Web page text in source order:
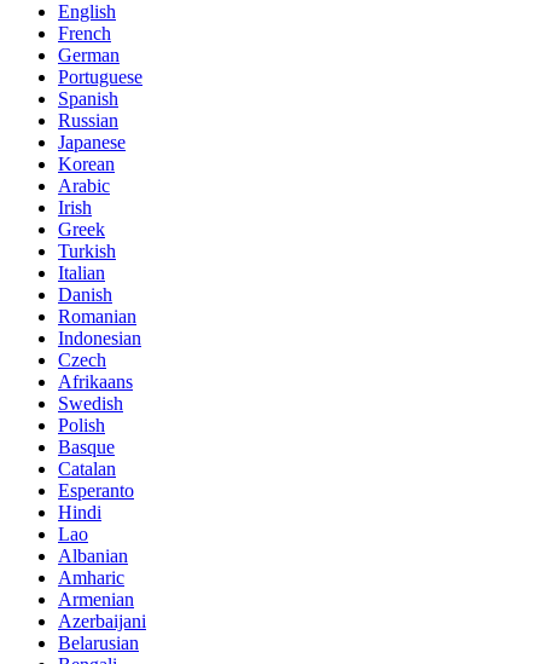
English
French
German
Portuguese
Spanish
Russian
Japanese
Korean
Arabic
Irish
Greek
Turkish
Italian
Danish
Romanian
Indonesian
Czech
Afrikaans
Swedish
Polish
Basque
Catalan
Esperanto
Hindi
Lao
Albanian
Amharic
Armenian
Azerbaijani
Belarusian